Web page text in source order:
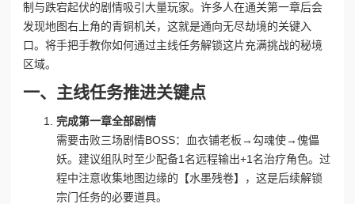
制与跌宕起伏的剧情吸引大量玩家。许多人在通关第一章后会
发现地图右上角的青铜机关，这就是通向无尽劫境的关键入
口。将手把手教你如何通过主线任务解锁这片充满挑战的秘境
区域。
一、主线任务推进关键点
完成第一章全部剧情
需要击败三场剧情BOSS：血衣铺老板→勾魂使→傀儡
妖。建议组队时至少配备1名远程输出+1名治疗角色。过
程中注意收集地图边缘的【水墨残卷】，这是后续解锁
宗门任务的必要道具。